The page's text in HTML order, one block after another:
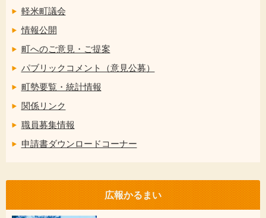
軽米町議会
情報公開
町へのご意見・ご提案
パブリックコメント（意見公募）
町勢要覧・統計情報
関係リンク
職員募集情報
申請書ダウンロードコーナー
広報かるまい